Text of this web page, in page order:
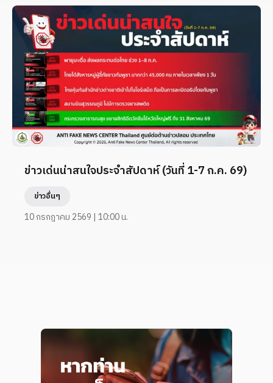
ข่าวเด่นน่าสนใจประจำสัปดาห์ (วันที่ 1-7 ก.ค. 69)
ข่าวอื่นๆ
10 กรกฎาคม 2569 | 10:00 น.